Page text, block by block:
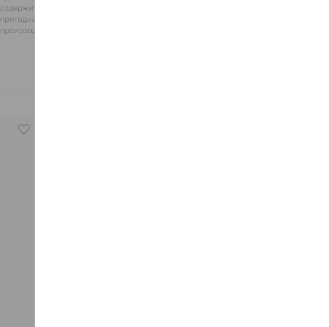
содержит вредных элементов, а упаковка
пригодна для переработки. Вся эмаль
производится в Европе.